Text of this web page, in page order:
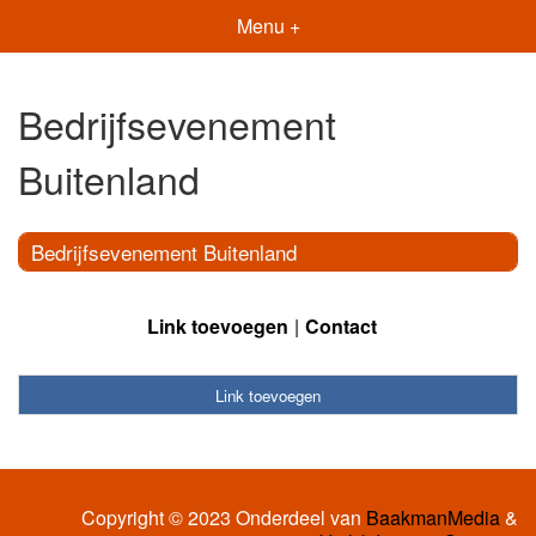
Menu +
Bedrijfsevenement
Buitenland
Bedrijfsevenement Buitenland
Link toevoegen Contact
Link toevoegen
Copyright © 2023 Onderdeel van BaakmanMedia&